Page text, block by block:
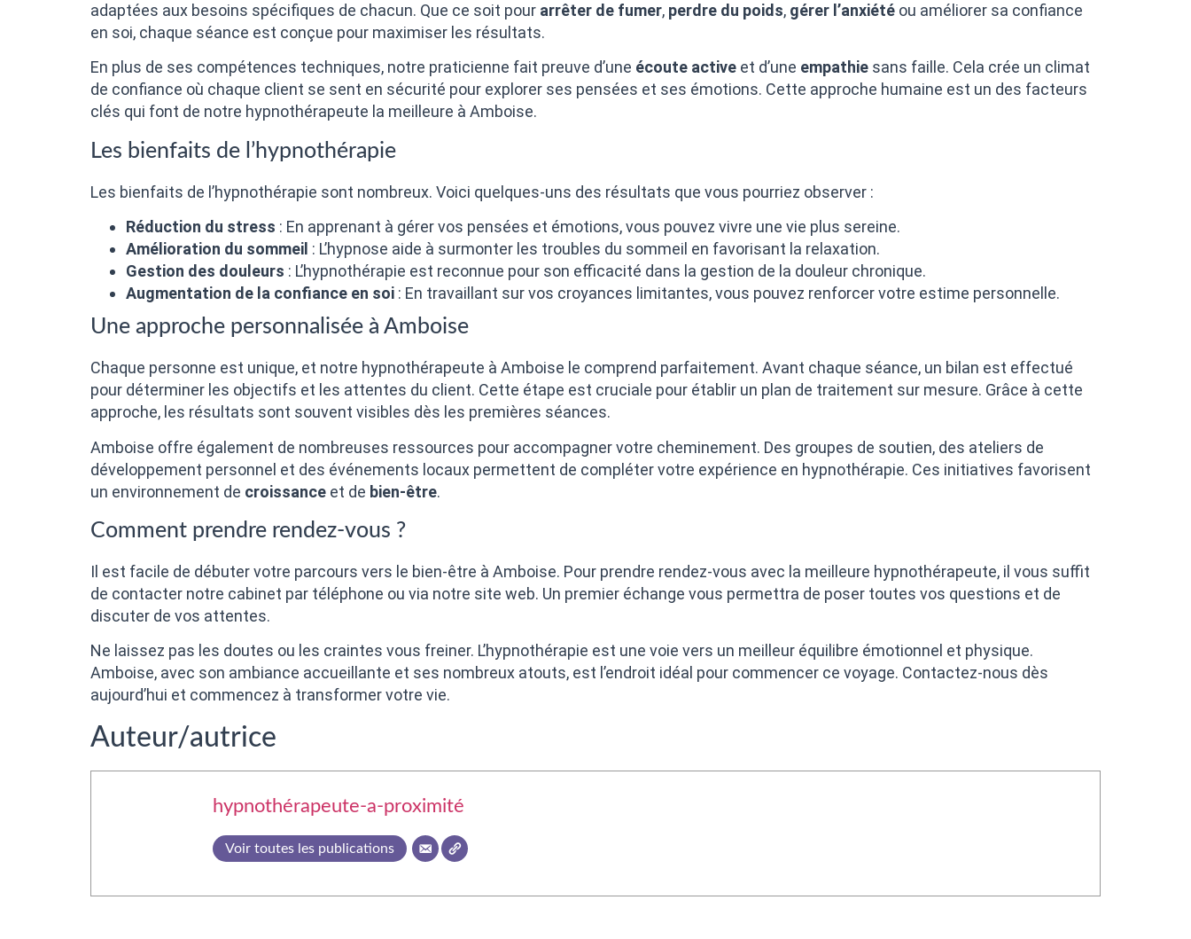
adaptées aux besoins spécifiques de chacun. Que ce soit pour arrêter de fumer, perdre du poids, gérer l’anxiété ou améliorer sa confiance
en soi, chaque séance est conçue pour maximiser les résultats.
En plus de ses compétences techniques, notre praticienne fait preuve d’une écoute active et d’une empathie sans faille. Cela crée un climat
de confiance où chaque client se sent en sécurité pour explorer ses pensées et ses émotions. Cette approche humaine est un des facteurs
clés qui font de notre hypnothérapeute la meilleure à Amboise.
Les bienfaits de l’hypnothérapie
Les bienfaits de l’hypnothérapie sont nombreux. Voici quelques-uns des résultats que vous pourriez observer :
Réduction du stress : En apprenant à gérer vos pensées et émotions, vous pouvez vivre une vie plus sereine.
Amélioration du sommeil : L’hypnose aide à surmonter les troubles du sommeil en favorisant la relaxation.
Gestion des douleurs : L’hypnothérapie est reconnue pour son efficacité dans la gestion de la douleur chronique.
Augmentation de la confiance en soi : En travaillant sur vos croyances limitantes, vous pouvez renforcer votre estime personnelle.
Une approche personnalisée à Amboise
Chaque personne est unique, et notre hypnothérapeute à Amboise le comprend parfaitement. Avant chaque séance, un bilan est effectué
pour déterminer les objectifs et les attentes du client. Cette étape est cruciale pour établir un plan de traitement sur mesure. Grâce à cette
approche, les résultats sont souvent visibles dès les premières séances.
Amboise offre également de nombreuses ressources pour accompagner votre cheminement. Des groupes de soutien, des ateliers de
développement personnel et des événements locaux permettent de compléter votre expérience en hypnothérapie. Ces initiatives favorisent
un environnement de croissance et de bien-être.
Comment prendre rendez-vous ?
Il est facile de débuter votre parcours vers le bien-être à Amboise. Pour prendre rendez-vous avec la meilleure hypnothérapeute, il vous suffit
de contacter notre cabinet par téléphone ou via notre site web. Un premier échange vous permettra de poser toutes vos questions et de
discuter de vos attentes.
Ne laissez pas les doutes ou les craintes vous freiner. L’hypnothérapie est une voie vers un meilleur équilibre émotionnel et physique.
Amboise, avec son ambiance accueillante et ses nombreux atouts, est l’endroit idéal pour commencer ce voyage. Contactez-nous dès
aujourd’hui et commencez à transformer votre vie.
Auteur/autrice
hypnothérapeute-a-proximité
Voir toutes les publications